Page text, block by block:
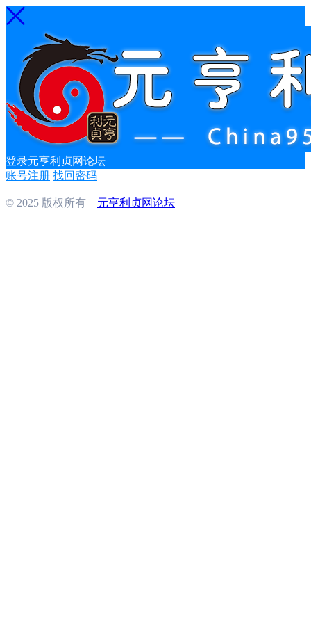
登录元亨利贞网论坛
账号注册 找回密码
© 2025 版权所有 元亨利贞网论坛